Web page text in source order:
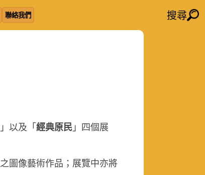
聯絡我們 搜尋
」以及「經典原民 」四個展
圖像藝術作品；展覽中亦將